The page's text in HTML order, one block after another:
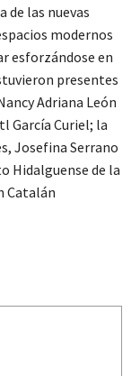
de las nuevas
modernos
esforzándose en
presentes
Adriana León
García Curiel; la
Josefina Serrano
Hidalguense de la
Catalán